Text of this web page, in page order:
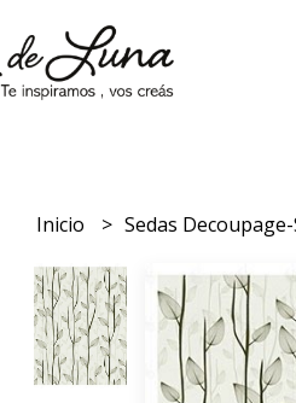
Inicio Sedas